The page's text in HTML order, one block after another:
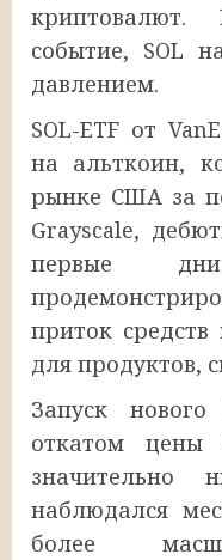
событие, SOL
давлением.
SOL-ETF от
на альткоин,
рынке США за
Grayscale,
первые
приток
для продуктов,
Запуск
откатом цены
значительно
наблюдался
более